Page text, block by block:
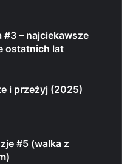
#3 – najciekawsze
ostatnich lat
i przeżyj (2025)
#5 (walka z